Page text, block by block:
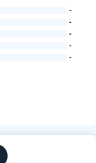
-
-
-
-
-